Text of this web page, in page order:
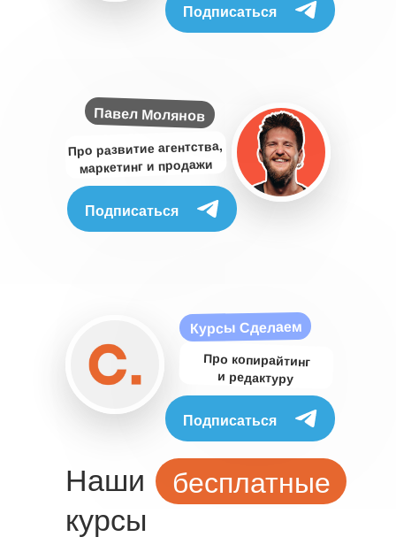
Павел Молянов
Про развитие агентства,
маркетинг и продажи
Про копирайтинг
и редактуру
Курсы Сделаем
Подписаться
Подписаться
Подписаться
Наши бесплатные
курсы